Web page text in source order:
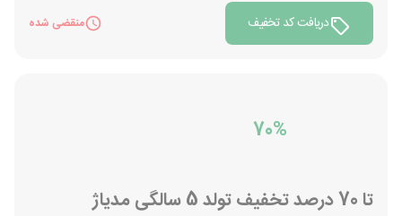
دریافت کد تخفیف
منقضی شده
70%
تا 70 درصد تخفیف تولد 5 سالگی مدیاژ